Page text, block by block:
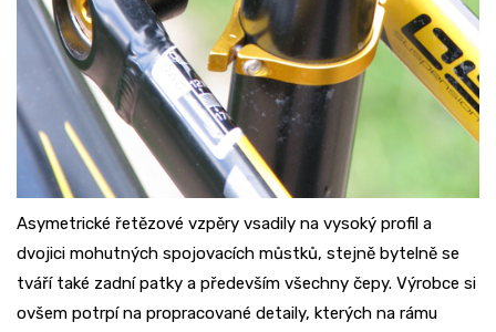
Asymetrické řetězové vzpěry vsadily na vysoký profil a
dvojici mohutných spojovacích můstků, stejně bytelně se
tváří také zadní patky a především všechny čepy. Výrobce si
ovšem potrpí na propracované detaily, kterých na rámu